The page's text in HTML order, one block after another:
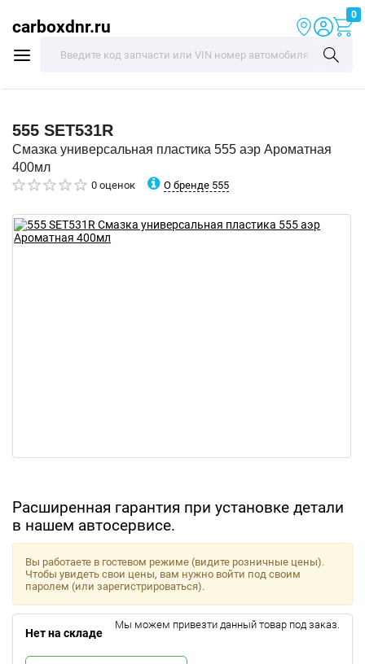
carboxdnr.ru
0
555 SET531R
Смазка универсальная пластика 555 аэр Ароматная
400мл
0 оценок О бренде 555
Расширенная гарантия при установке детали
в нашем автосервисе.
Вы работаете в гостевом режиме (видите розничные цены).
Чтобы увидеть свои цены, вам нужно войти под своим
паролем (или зарегистрироваться).
Нет на складе
Мы можем привезти данный товар под заказ.